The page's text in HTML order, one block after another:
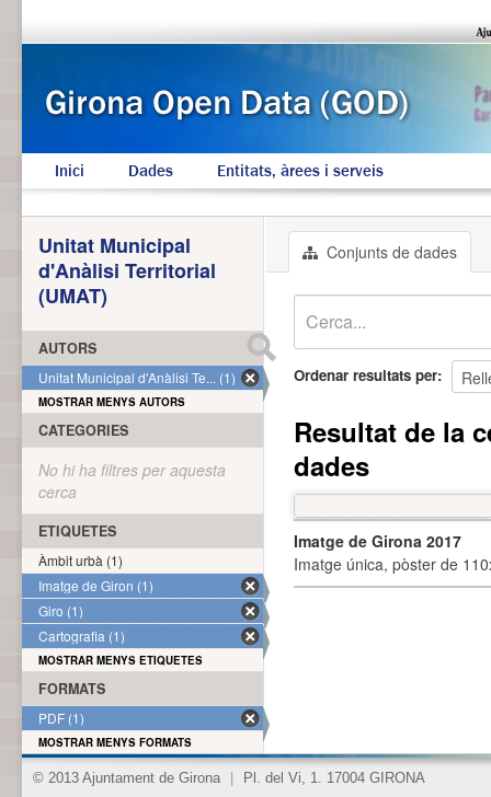
Inici Dades Entitats, àrees i serveis
Conjunts de dades
Ordenar resultats per
Resultat de la
dades
Imatge de Girona 2017
Imatge única, pòster de
Unitat Municipal
d'Anàlisi Territorial
(UMAT)
AUTORS
Unitat Municipal d'Anàlisi Te... (1)
MOSTRAR MENYS AUTORS
CATEGORIES
No hi ha filtres per aquesta
cerca
ETIQUETES
Àmbit urbà (1)
Imatge de Giron (1)
Giro (1)
Cartografia (1)
MOSTRAR MENYS ETIQUETES
FORMATS
PDF (1)
MOSTRAR MENYS FORMATS
© 2013 Ajuntament de Girona Pl. del Vi, 1. 17004 GIRONA